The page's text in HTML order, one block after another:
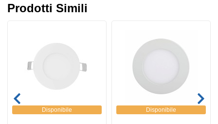
Prodotti Simili
Disponibile Disponibile